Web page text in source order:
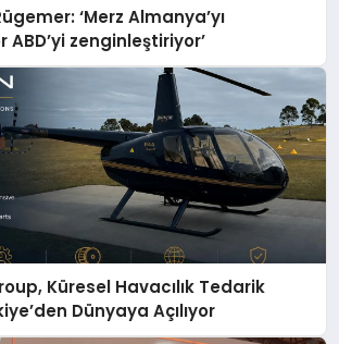
Almanya’yı
ABD’yi zenginleştiriyor’
Küresel Havacılık Tedarik
Dünyaya Açılıyor